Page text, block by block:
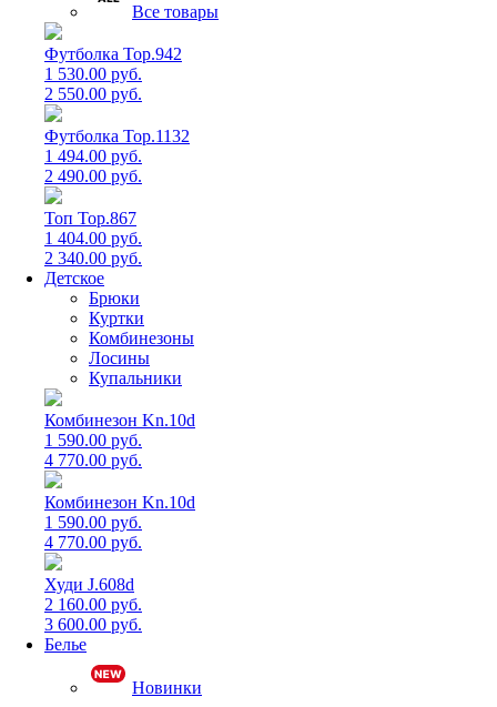
Все товары
Футболка Top.942
1 530.00 руб.
2 550.00 руб.
Футболка Top.1132
1 494.00 руб.
2 490.00 руб.
Топ Top.867
1 404.00 руб.
2 340.00 руб.
Детское
Брюки
Куртки
Комбинезоны
Лосины
Купальники
Комбинезон Kn.10d
1 590.00 руб.
4 770.00 руб.
Комбинезон Kn.10d
1 590.00 руб.
4 770.00 руб.
Худи J.608d
2 160.00 руб.
3 600.00 руб.
Белье
Новинки